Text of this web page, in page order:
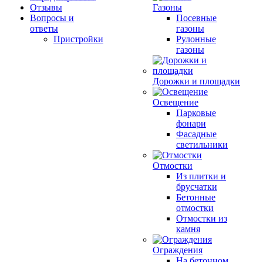
Отзывы
Вопросы и
ответы
Пристройки
Газоны
Посевные
газоны
Рулонные
газоны
Дорожки и площадки
Освещение
Парковые
фонари
Фасадные
светильники
Отмостки
Из плитки и
брусчатки
Бетонные
отмостки
Отмостки из
камня
Ограждения